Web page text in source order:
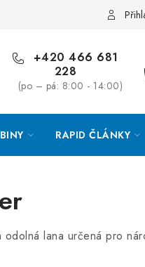
+420 466 681
228
(po – pá: 8:00 - 14:00)
RAPID ČLÁNKY
odolná lana určená pro